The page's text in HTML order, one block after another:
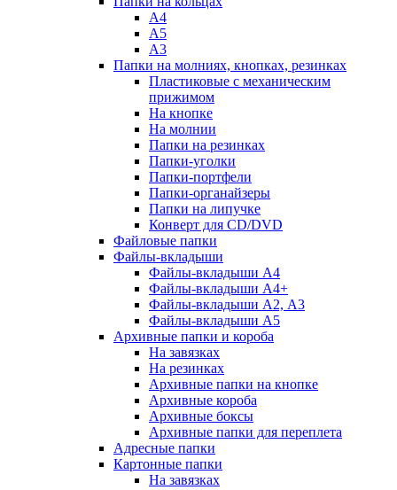
А4
А5
А3
Папки на молниях, кнопках, резинках
Пластиковые с механическим
прижимом
На кнопке
На молнии
Папки на резинках
Папки-уголки
Папки-портфели
Папки-органайзеры
Папки на липучке
Конверт для CD/DVD
Файловые папки
Файлы-вкладыши
Файлы-вкладыши А4
Файлы-вкладыши А4+
Файлы-вкладыши А2, А3
Файлы-вкладыши А5
Архивные папки и короба
На завязках
На резинках
Архивные папки на кнопке
Архивные короба
Архивные боксы
Архивные папки для переплета
Адресные папки
Картонные папки
На завязках